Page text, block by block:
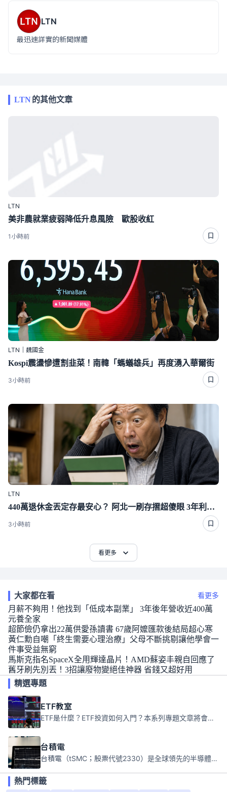
LTN
最迅速詳實的新聞媒體
LTN的其他文章
LTN
美非農就業疲弱降低升息風險 歐股收紅
1小時前
LTN｜魏國金
Kospi震盪慘遭割韭菜！南韓「螞蟻雄兵」再度湧入華爾街
3小時前
LTN
440萬退休金丟定存最安心？ 阿北一刷存摺超傻眼 3年利息僅1千多
3小時前
看更多
大家都在看 看更多
月薪不夠用！他找到「低成本副業」 3年後年營收近400萬
元養全家
超節儉仍拿出22萬供愛孫讀書 67歲阿嬤匯款後結局超心寒
黃仁勳自嘲「終生需要心理治療」父母不斷挑剔讓他學會一
件事受益無窮
馬斯克指名SpaceX全用輝達晶片！AMD蘇姿丰親自回應了
舊牙刷先別丟！3招讓廢物變絕佳神器 省錢又超好用
精選專題
ETF教室
ETF是什麼？ETF投資如何入門？本系列專題文章將會告訴你新手必須知道的ETF基礎知識。
台積電
台積電（tSMC；股票代號2330）是全球領先的半導體代工公司，成立於1987年，總部位於台灣新竹。且已於美國、日本、德國及中國設廠，台積電是全球首家專業積體電路製造服務公司，也是全球最先進和最大規模的半導體代工廠。
熱門標籤